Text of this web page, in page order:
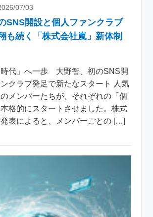
07/03
SNS開設と個人ファンクラブ
続く「株式会社嵐」新体制
時代」へ一歩 大野智、初のSNS開
クラブ発足で新たなスタート 人気
メンバーたちが、それぞれの「個
格的にスタートさせました。株式
表によると、メンバーごとの […]